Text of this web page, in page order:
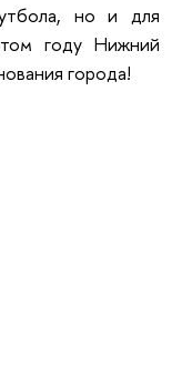
но и для
году Нижний
города!